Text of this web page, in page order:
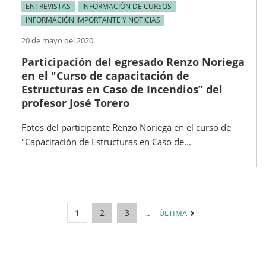
ENTREVISTAS
INFORMACIÓN DE CURSOS
INFORMACIÓN IMPORTANTE Y NOTICIAS
20 de mayo del 2020
Participación del egresado Renzo Noriega
en el "Curso de capacitación de
Estructuras en Caso de Incendios” del
profesor José Torero
Fotos del participante Renzo Noriega en el curso de
"Capacitación de Estructuras en Caso de...
1 2 3 ... ÚLTIMA